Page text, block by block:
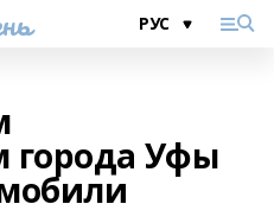
города Уфы